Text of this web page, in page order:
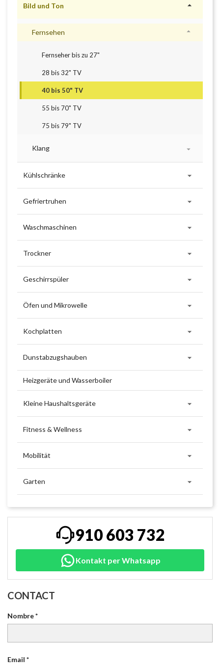
Bild und Ton 
Fernsehen 
Fernseher bis zu 27"
28 bis 32" TV
40 bis 50" TV
55 bis 70" TV
75 bis 79" TV
Klang 
Kühlschränke 
Gefriertruhen 
Waschmaschinen 
Trockner 
Geschirrspüler 
Öfen und Mikrowelle 
Kochplatten 
Dunstabzugshauben 
Heizgeräte und Wasserboiler
Kleine Haushaltsgeräte 
Fitness & Wellness 
Mobilität 
Garten 
910 603 732
Kontakt per Whatsapp
CONTACT
Nombre *
Email *